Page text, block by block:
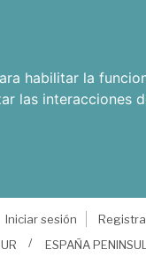
habilitar la
las interacciones
Iniciar sesión
ESPAÑA